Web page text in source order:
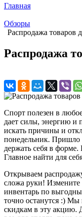
Главная
Обзоры
Распродажа товаров
Распродажа
Спорт полезен в
дает силы, энергию и
искать причины и
понедельник. Пришло
держать себя в
Главное найти для
Открываем
сложа руки!
инвентарь по
точно останутся :)
скидкам в эту акцию.